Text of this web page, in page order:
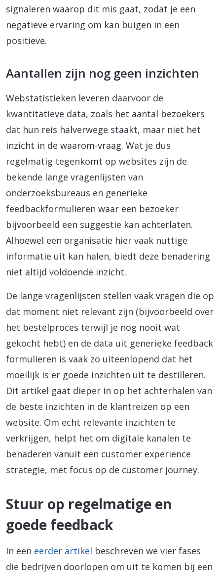
signaleren waarop dit mis gaat, zodat je een
negatieve ervaring om kan buigen in een
positieve.
Aantallen zijn nog geen inzichten
Webstatistieken leveren daarvoor de
kwantitatieve data, zoals het aantal bezoekers
dat hun reis halverwege staakt, maar niet het
inzicht in de waarom-vraag. Wat je dus
regelmatig tegenkomt op websites zijn de
bekende lange vragenlijsten van
onderzoeksbureaus en generieke
feedbackformulieren waar een bezoeker
bijvoorbeeld een suggestie kan achterlaten.
Alhoewel een organisatie hier vaak nuttige
informatie uit kan halen, biedt deze benadering
niet altijd voldoende inzicht.
De lange vragenlijsten stellen vaak vragen die op
dat moment niet relevant zijn (bijvoorbeeld over
het bestelproces terwijl je nog nooit wat
gekocht hebt) en de data uit generieke feedback
formulieren is vaak zo uiteenlopend dat het
moeilijk is er goede inzichten uit te destilleren.
Dit artikel gaat dieper in op het achterhalen van
de beste inzichten in de klantreizen op een
website. Om echt relevante inzichten te
verkrijgen, helpt het om digitale kanalen te
benaderen vanuit een customer experience
strategie, met focus op de customer journey.
Stuur op regelmatige en
goede feedback
In een eerder artikel beschreven we vier fases
die bedrijven doorlopen om uit te komen bij een